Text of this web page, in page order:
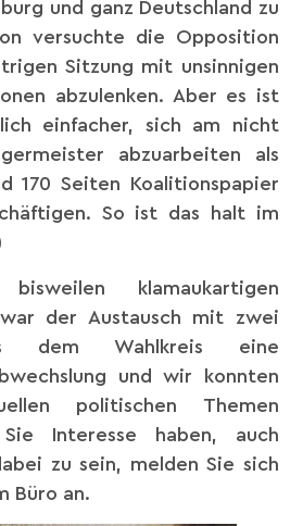
und ganz Deutschland zu
versuchte die Opposition
Sitzung mit unsinnigen
abzulenken. Aber es ist
einfacher, sich am nicht
abzuarbeiten als
170 Seiten Koalitionspapier
So ist das halt im
klamaukartigen
war der Austausch mit zwei
dem Wahlkreis eine
und wir konnten
politischen Themen
Interesse haben, auch
zu sein, melden Sie sich
Büro an.